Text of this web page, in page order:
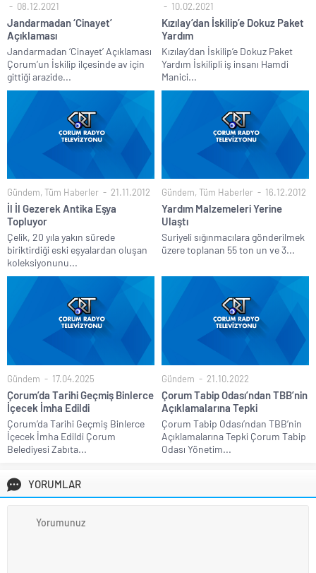
08.12.2021
Jandarmadan ‘Cinayet’
Açıklaması
Jandarmadan ‘Cinayet’ Açıklaması
Çorum’un İskilip ilçesinde av için
gittiği arazide...
10.02.2021
Kızılay’dan İskilip’e Dokuz Paket
Yardım
Kızılay’dan İskilip’e Dokuz Paket
Yardım İskilipli iş insanı Hamdi
Manici...
Gündem, Tüm Haberler 21.11.2012
İl İl Gezerek Antika Eşya
Topluyor
Çelik, 20 yıla yakın sürede
biriktirdiği eski eşyalardan oluşan
koleksiyonunu...
Gündem, Tüm Haberler 16.12.2012
Yardım Malzemeleri Yerine
Ulaştı
Suriyeli sığınmacılara gönderilmek
üzere toplanan 55 ton un ve 3...
Gündem 17.04.2025
Çorum’da Tarihi Geçmiş Binlerce
İçecek İmha Edildi
Çorum’da Tarihi Geçmiş Binlerce
İçecek İmha Edildi Çorum
Belediyesi Zabıta...
Gündem 21.10.2022
Çorum Tabip Odası’ndan TBB’nin
Açıklamalarına Tepki
Çorum Tabip Odası’ndan TBB’nin
Açıklamalarına Tepki Çorum Tabip
Odası Yönetim...
YORUMLAR